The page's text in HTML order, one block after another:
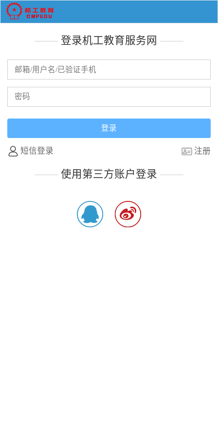
登录机工教育服务网
短信登录 注册
使用第三方账户登录